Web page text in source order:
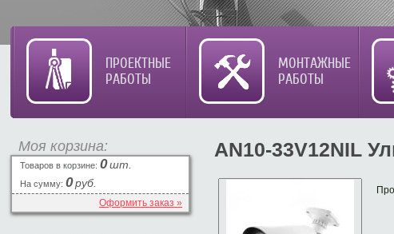
ПРОЕКТНЫЕ
РАБОТЫ
МОНТАЖНЫЕ
РАБОТЫ
AN10-33V12NIL
Моя корзина:
Товаров в корзине: 0шт.
На сумму: 0руб.
Оформить заказ »